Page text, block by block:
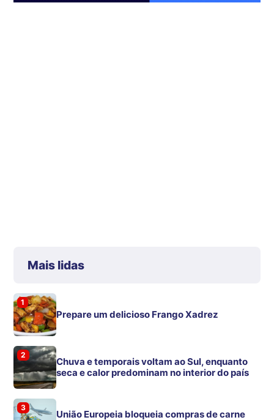
Mais lidas
1
Prepare um delicioso Frango Xadrez
2
Chuva e temporais voltam ao Sul, enquanto
seca e calor predominam no interior do país
3
União Europeia bloqueia compras de carne